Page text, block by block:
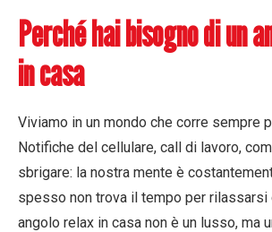
Perché hai bisogno di un
in casa
Viviamo in un mondo che corre sempre
Notifiche del cellulare, call di lavoro,
sbrigare: la nostra mente è
spesso non trova il tempo per rilassarsi
angolo relax in casa non è un lusso, ma